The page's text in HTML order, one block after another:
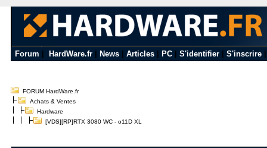
Forum HardWare.fr News Articles PC S'identifier S'inscrire
FORUM HardWare.fr
Achats & Ventes
Hardware
[VDS][RP]RTX 3080 WC - o11D XL